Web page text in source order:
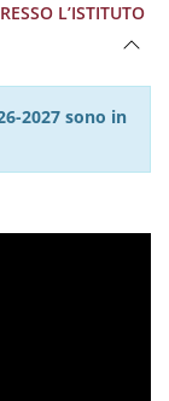
L’ISTITUTO
2027 sono in